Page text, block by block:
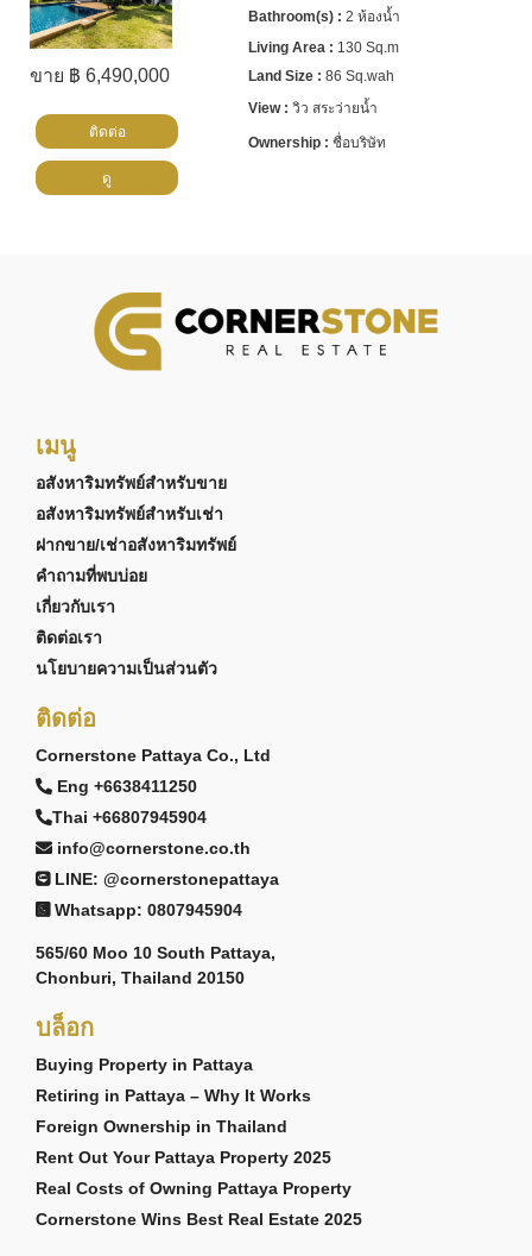
ขาย ฿ 6,490,000
2 ห้องน้ำ
130 Sq.m
86 Sq.wah
วิว สระว่ายน้ำ
ชื่อบริษัท
ติดต่อ
ดู
เมนู
อสังหาริมทรัพย์สำหรับขาย
อสังหาริมทรัพย์สำหรับเช่า
ฝากขาย/เช่าอสังหาริมทรัพย์
คำถามที่พบบ่อย
เกี่ยวกับเรา
ติดต่อเรา
นโยบายความเป็นส่วนตัว
ติดต่อ
Cornerstone Pattaya Co., Ltd
Eng +6638411250
Thai +66807945904
info@cornerstone.co.th
LINE: @cornerstonepattaya
Whatsapp: 0807945904
565/60 Moo 10 South Pattaya,
Chonburi, Thailand 20150
บล็อก
Buying Property in Pattaya
Retiring in Pattaya – Why It Works
Foreign Ownership in Thailand
Rent Out Your Pattaya Property 2025
Real Costs of Owning Pattaya Property
Cornerstone Wins Best Real Estate 2025